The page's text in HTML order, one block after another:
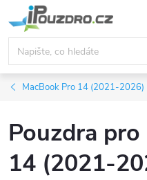
na
obsah
MacBook Pro 14 (2021-2026)
Pouzdra
14 (2021-